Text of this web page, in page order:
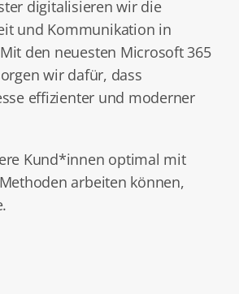
digitalisieren wir die
und Kommunikation in
Mit den neuesten Microsoft 365
wir dafür, dass
effizienter und moderner
Kund*innen optimal mit
arbeiten können,